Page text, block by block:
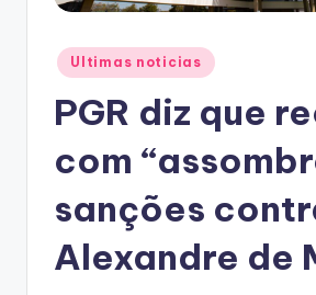
Posted
in
Ultimas noticias
PGR diz que
com
sanções
Alexandre de